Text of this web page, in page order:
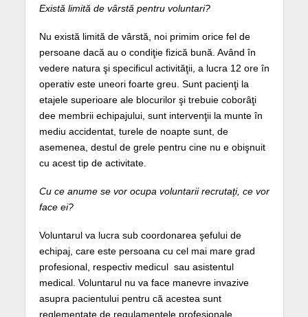
Există limită de vârstă pentru voluntari?
Nu există limită de vârstă, noi primim orice fel de
persoane dacă au o condiţie fizică bună. Având în
vedere natura şi specificul activităţii, a lucra 12 ore în
operativ este uneori foarte greu. Sunt pacienţi la
etajele superioare ale blocurilor şi trebuie coborâţi
dee membrii echipajului, sunt intervenţii la munte în
mediu accidentat, turele de noapte sunt, de
asemenea, destul de grele pentru cine nu e obişnuit
cu acest tip de activitate.
Cu ce anume se vor ocupa voluntarii recrutaţi, ce vor
face ei?
Voluntarul va lucra sub coordonarea şefului de
echipaj, care este persoana cu cel mai mare grad
profesional, respectiv medicul sau asistentul
medical. Voluntarul nu va face manevre invazive
asupra pacientului pentru că acestea sunt
reglementate de regulamentele profesionale